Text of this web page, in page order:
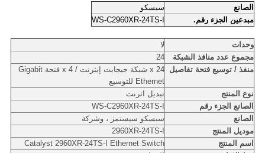
الصانع
سيسكو
مبدعين الجزء رقم.
WS-C2960XR-24TS-I
وحدات
لا
مجموع عدد منافذ الشبكة
24
منفذ / توسيع فتحة تفاصيل
24 x شبكة جيجابت إيثرنت / 4 x فتحة Gigabit
Ethernet للتوسيع
نوع المنتج
تبديل اثرنت
الصانع الجزء رقم
WS-C2960XR-24TS-I
الصانع
سيسكو سيستمز ، وشركة
موديل المنتج
2960XR-24TS-I
اسم المنتج
Catalyst 2960XR-24TS-I Ethernet Switch